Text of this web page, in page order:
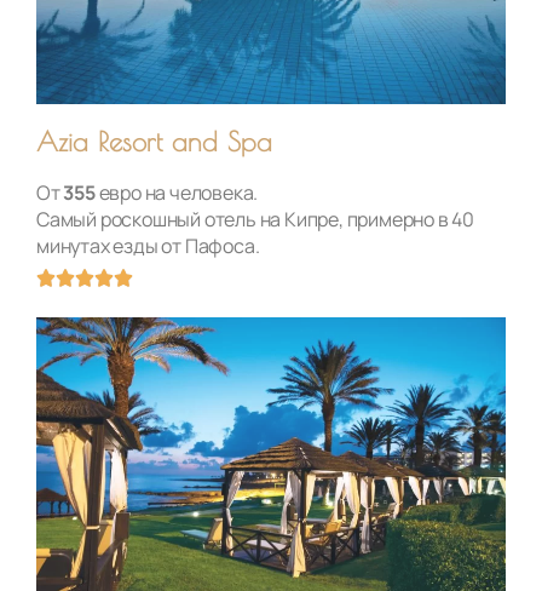
5
Azia Resort and Spa
От355евро на человека.
Самый роскошный отель на Кипре, примерно в 40
минутах езды от Пафоса.
О
е
н
к
а
5
и
з
5